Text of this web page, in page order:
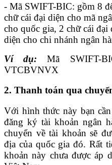
- Mã SWIFT-BIC: gồm 8
chữ cái đại diện cho mã
cho quốc gia, 2 chữ cái
diện cho chi nhánh ngân
Ví dụ:Mã SWIFT-
VTCBVNVX
2. Thanh toán qua
Với hình thức này bạn
đăng ký tài khoản ngân
chuyển về tài khoản sẽ
địa của quốc gia đó. Rất
khoản này chưa được áp